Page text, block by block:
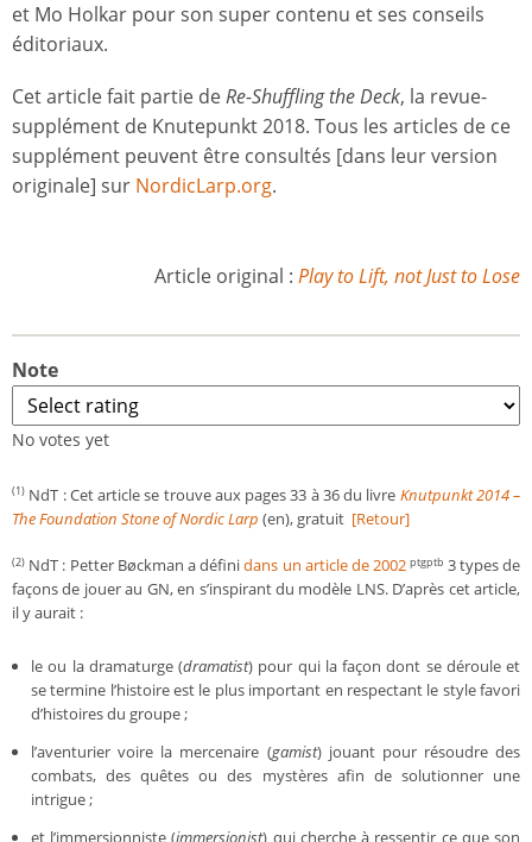
et Mo Holkar pour son super contenu et ses conseils
éditoriaux.
Cet article fait partie deRe-Shuffling the Deck, la revue-
supplément de Knutepunkt 2018. Tous les articles de ce
supplément peuvent être consultés [dans leur version
originale] sur NordicLarp.org.
Article original : Play to Lift, not Just to Lose
Note
No votes yet
(1) NdT : Cet article se trouve aux pages 33 à 36 du livre Knutpunkt 2014 –
The Foundation Stone of Nordic Larp (en), gratuit [Retour]
(2) NdT : Petter Bøckman a définidans un article de 2002 ptgptb 3 types de
façons de jouer au GN, en s’inspirant du modèle LNS. D’après cet article,
il y aurait :
le ou la dramaturge (dramatist) pour qui la façon dont se déroule et
se termine l’histoire est le plus important en respectant le style favori
d’histoires du groupe ;
l’aventurier voire la mercenaire (gamist) jouant pour résoudre des
combats, des quêtes ou des mystères afin de solutionner une
intrigue ;
et l’immersionniste (immersionist) qui cherche à ressentir ce que son